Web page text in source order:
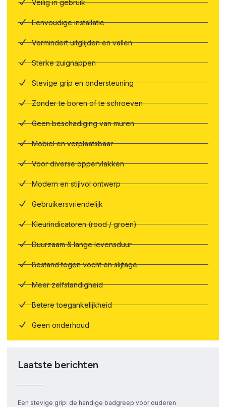
Veilig in gebruik
Eenvoudige installatie
Vermindert uitglijden en vallen
Sterke zuignappen
Stevige grip en ondersteuning
Zonder te boren of te schroeven
Geen beschadiging van muren
Mobiel en verplaatsbaar
Voor diverse oppervlakken
Modern en stijlvol ontwerp
Gebruikersvriendelijk
Kleurindicatoren (rood / groen)
Duurzaam & lange levensduur
Bestand tegen vocht en slijtage
Meer zelfstandigheid
Betere toegankelijkheid
Geen onderhoud
Laatste berichten
Een stevige grip: de handige badgreep voor ouderen